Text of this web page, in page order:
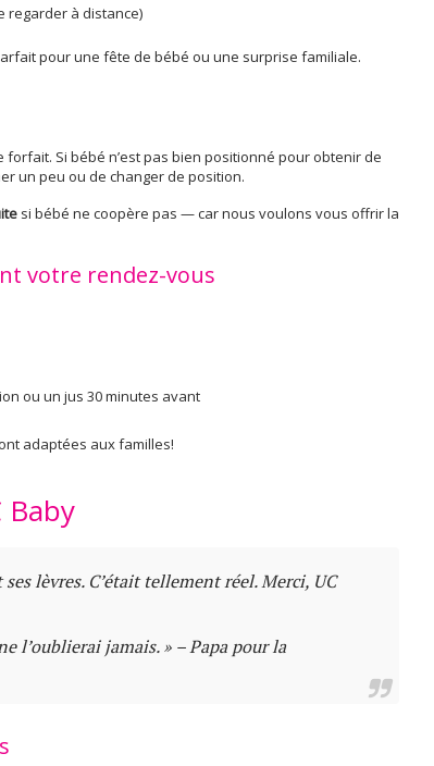
regarder à distance)
pour une fête de bébé ou une surprise familiale.
Si bébé n’est pas bien positionné pour obtenir de
un peu ou de changer de position.
si bébé ne coopère pas — car nous voulons vous offrir la
votre rendez-vous
ou un jus 30 minutes avant
adaptées aux familles!
lèvres. C’était tellement réel. Merci, UC
l’oublierai jamais. » – Papa pour la